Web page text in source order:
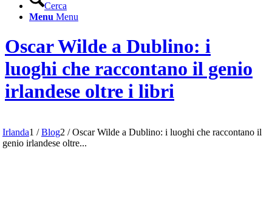
Cerca
Menu Menu
Oscar Wilde a Dublino: i
luoghi che raccontano il genio
irlandese oltre i libri
Irlanda1 / Blog2 / Oscar Wilde a Dublino: i luoghi che raccontano il
genio irlandese oltre...